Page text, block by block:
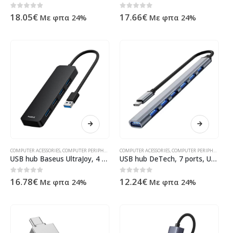
0 out of 5
18.05€ Με φπα 24% 0 out of 5
17.66€ Με φπα 24%
COMPUTER ACESSORIES COMPUTER PERIPHERALS USB HUB,ΠΡΟΪΌΝΤΑ ΠΛΗΡΟΦΟΡΙΚΉΣ - ΚΙΝΗΤΉΣ
USB hub Baseus UltraJoy, 4 Port, USB to 4xUSB 3.0, 0.15m, Black – 12073
0 out of 5
16.78€ Με φπα 24%
COMPUTER ACESSORIES COMPUTER PERIPHERALS
USB hub DeTech, 7 ports, USB-C to 7xUSB3.0, Gray – 17850
0 out of 5
12.24€ Με φπα 24%